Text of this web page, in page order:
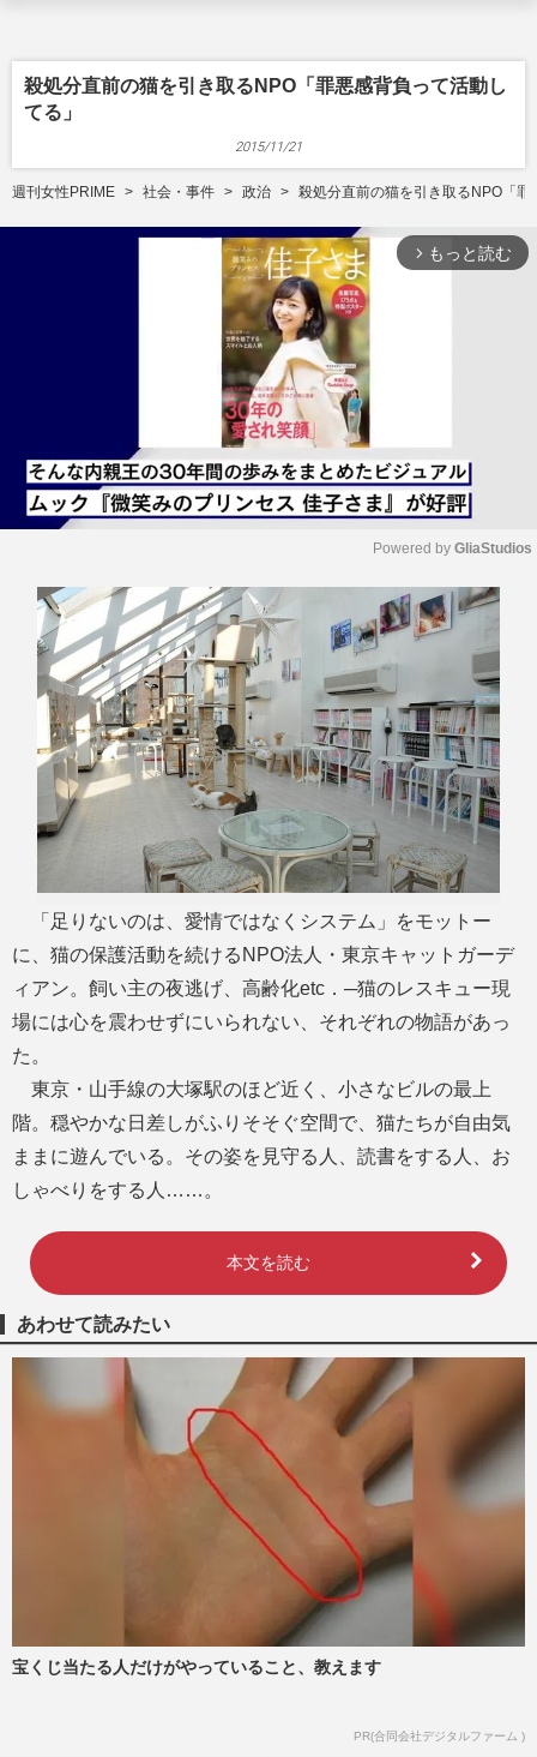
殺処分直前の猫を引き取るNPO「罪悪感背負って活動し
てる」
2015/11/21
週刊女性PRIME 社会・事件 政治 殺処分直前の猫を引き取るNPO「
arrow_forward_ios もっと読む
M
u
Powered by GliaStudios
「足りないのは、愛情ではなくシステム」をモットー
に、猫の保護活動を続けるNPO法人・東京キャットガーデ
ィアン。飼い主の夜逃げ、高齢化etc．─猫のレスキュー現
場には心を震わせずにいられない、それぞれの物語があっ
た。
東京・山手線の大塚駅のほど近く、小さなビルの最上
階。穏やかな日差しがふりそそぐ空間で、猫たちが自由気
ままに遊んでいる。その姿を見守る人、読書をする人、お
しゃべりをする人……。
本文を読む
あわせて読みたい
宝くじ当たる人だけがやっていること、教えます
PR(合同会社デジタルファーム )